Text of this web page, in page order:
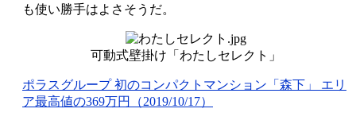
も使い勝手はよさそうだ。
可動式壁掛け「わたしセレクト」
ポラスグループ 初のコンパクトマンション「森下」 エリ
ア最高値の369万円（2019/10/17）